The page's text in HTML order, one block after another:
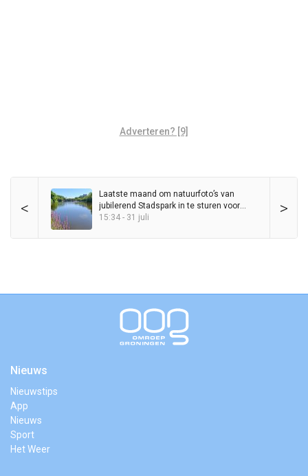
Adverteren? [9]
< >
Laatste maand om natuurfoto’s van
jubilerend Stadspark in te sturen voor
wedstrijd
15:34 - 31 juli
Nieuws
Nieuwstips
App
Nieuws
Sport
Het Weer